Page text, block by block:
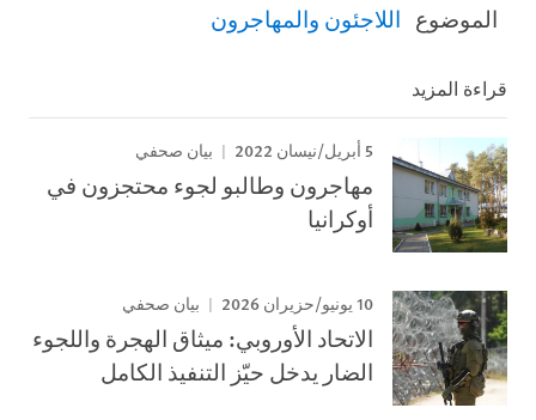
الموضوع اللاجئون والمهاجرون
قراءة المزيد
5 أبريل/نيسان 2022 بيان صحفي
مهاجرون وطالبو لجوء محتجزون في
أوكرانيا
10 يونيو/حزيران 2026 بيان صحفي
الاتحاد الأوروبي: ميثاق الهجرة واللجوء
الضار يدخل حيّز التنفيذ الكامل